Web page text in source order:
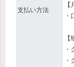
支払い方法
【
・
・
・